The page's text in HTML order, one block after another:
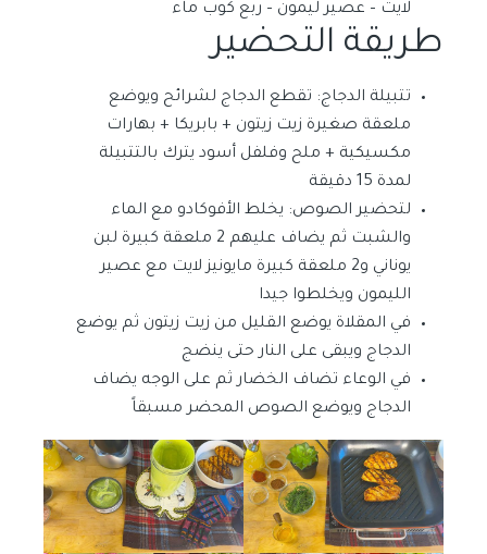
لايت – عصير ليمون – ربع كوب ماء
طريقة التحضير
تتبيلة الدجاج: تقطع الدجاج لشرائح ويوضع
ملعقة صغيرة زيت زيتون + بابريكا + بهارات
مكسيكية + ملح وفلفل أسود يترك بالتتبيلة
لمدة 15 دقيقة
لتحضير الصوص: يخلط الأفوكادو مع الماء
والشبت ثم يضاف عليهم 2 ملعقة كبيرة لبن
يوناني و2 ملعقة كبيرة مايونيز لايت مع عصير
الليمون ويخلطوا جيدا
في المقلاة يوضع القليل من زيت زيتون ثم يوضع
الدجاج ويبقى على النار حتى ينضج
في الوعاء تضاف الخضار ثم على الوجه يضاف
الدجاج ويوضع الصوص المحضر مسبقاً